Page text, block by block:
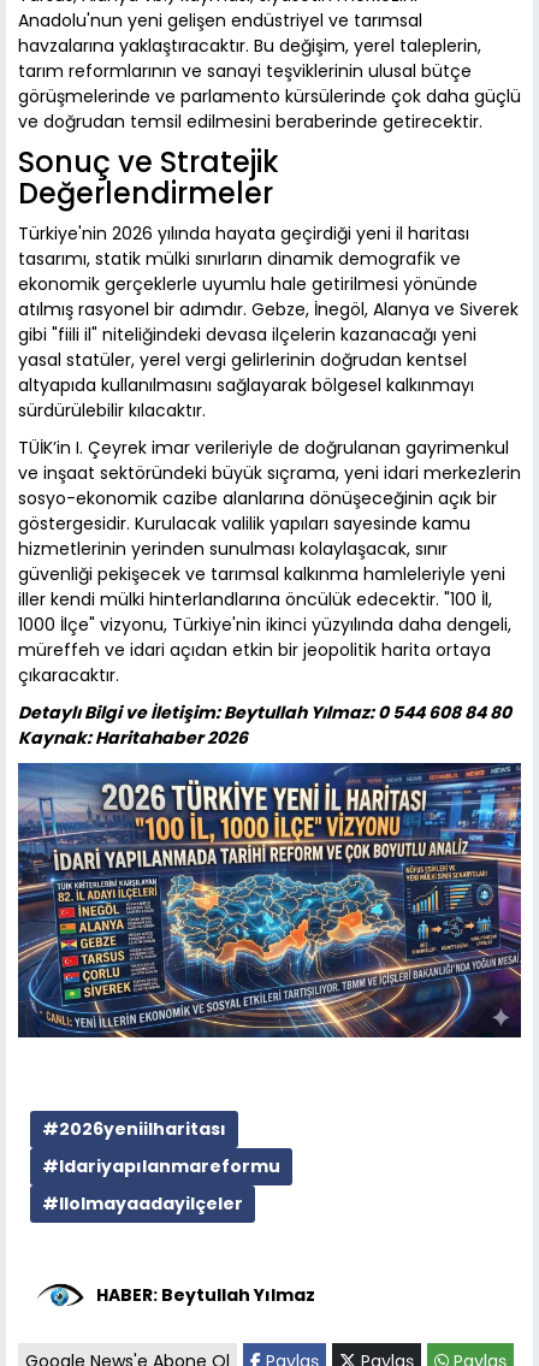
Anadolu'nun yeni gelişen endüstriyel ve tarımsal
havzalarına yaklaştıracaktır. Bu değişim, yerel taleplerin,
tarım reformlarının ve sanayi teşviklerinin ulusal bütçe
görüşmelerinde ve parlamento kürsülerinde çok daha güçlü
ve doğrudan temsil edilmesini beraberinde getirecektir.
Sonuç ve Stratejik
Değerlendirmeler
Türkiye'nin 2026 yılında hayata geçirdiği yeni il haritası
tasarımı, statik mülki sınırların dinamik demografik ve
ekonomik gerçeklerle uyumlu hale getirilmesi yönünde
atılmış rasyonel bir adımdır. Gebze, İnegöl, Alanya ve Siverek
gibi "fiili il" niteliğindeki devasa ilçelerin kazanacağı yeni
yasal statüler, yerel vergi gelirlerinin doğrudan kentsel
altyapıda kullanılmasını sağlayarak bölgesel kalkınmayı
sürdürülebilir kılacaktır.
TÜİK’in I. Çeyrek imar verileriyle de doğrulanan gayrimenkul
ve inşaat sektöründeki büyük sıçrama, yeni idari merkezlerin
sosyo-ekonomik cazibe alanlarına dönüşeceğinin açık bir
göstergesidir. Kurulacak valilik yapıları sayesinde kamu
hizmetlerinin yerinden sunulması kolaylaşacak, sınır
güvenliği pekişecek ve tarımsal kalkınma hamleleriyle yeni
iller kendi mülki hinterlandlarına öncülük edecektir. "100 İl,
1000 İlçe" vizyonu, Türkiye'nin ikinci yüzyılında daha dengeli,
müreffeh ve idari açıdan etkin bir jeopolitik harita ortaya
çıkaracaktır.
Detaylı Bilgi ve İletişim: Beytullah Yılmaz: 0 544 608 84 80
Kaynak: Haritahaber 2026
#2026yeniilharitası
#Idariyapılanmareformu
#Ilolmayaadayilçeler
HABER: Beytullah Yılmaz